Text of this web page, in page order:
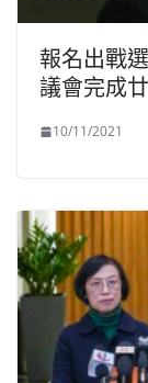
報名出戰
議會完成
10/11/2021